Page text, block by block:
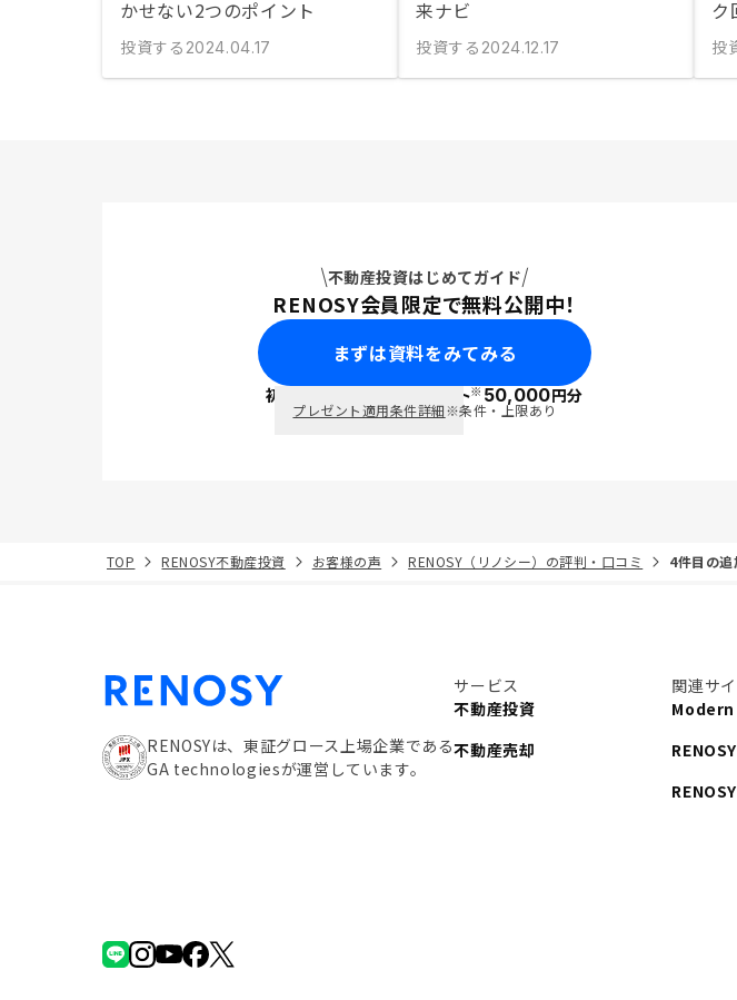
かせない2つのポイント
投資する 2024.04.17
来ナビ
投資する 2024.12.17
ク
投
不動産投資はじめてガイド
RENOSY会員限定で無料公開中！
まずは資料をみてみる
初回面談で ポイント※50,000円分
プレゼント適用条件詳細※条件・上限あり
TOP RENOSY不動産投資 お客様の声 RENOSY（リノシー）の評判・口コミ 4件目の追
RENOSYは、東証グロース上場企業である
GA technologiesが運営しています。
サービス
不動産投資
不動産売却
関連サ